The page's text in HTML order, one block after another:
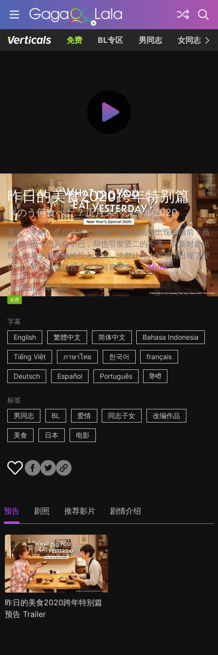
免费 BL专区 男同志 女同志
昨日的美食2020跨年特别篇
きのう何食べた？正月スペシャル2020
某天，史朗一直仰慕的女偶像三谷麻美居然出现在眼前！虽
然这场面令他兴奋不已，却也引发贤二的不满。而新对象出
现，以及史朗辛勤地投入工作，这都让两人的感情出现了变
化…… ☆日本影后宫泽理惠惊喜客串！... More
1h15m日本2020
免费
字幕
English
繁體中文 简体中文 Bahasa Indonesia
Tiếng Việt ภาษาไทย 한국어 français
Deutsch Español Português हिन्दी
标签
男同志
BL 爱情 同志子女 改编作品
美食 日本 电影
预告 剧照 推荐影片 剧情介绍
昨日的美食2020跨年特别篇
预告 Trailer